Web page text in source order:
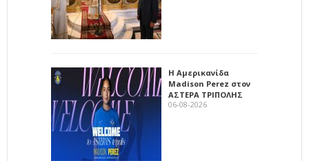
Η Αμερικανίδα
Madison Perez στον
ΑΣΤΕΡΑ ΤΡΙΠΟΛΗΣ
06-08-2026